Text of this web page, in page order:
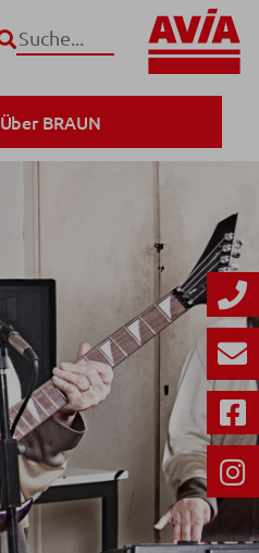
Suche
Über BRAUN